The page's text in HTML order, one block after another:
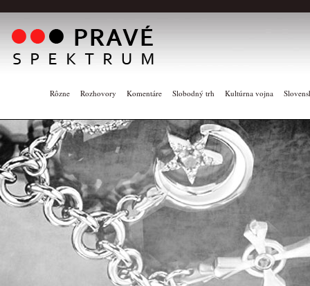
Rôzne Rozhovory Komentáre Slobodný trh Kultúrna vojna